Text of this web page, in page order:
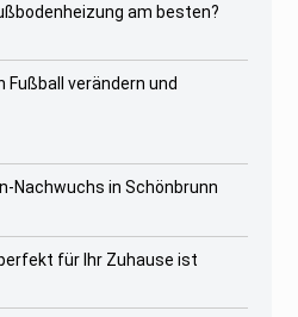
am besten?
Fußball verändern und
Nachwuchs in Schönbrunn
für Ihr Zuhause ist